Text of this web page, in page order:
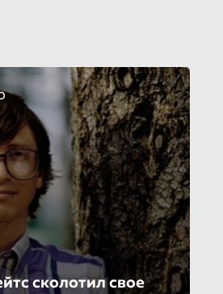
сколотил свое